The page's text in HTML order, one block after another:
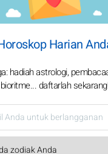
Harian
hadiah astrologi,
bioritme... daftarlah